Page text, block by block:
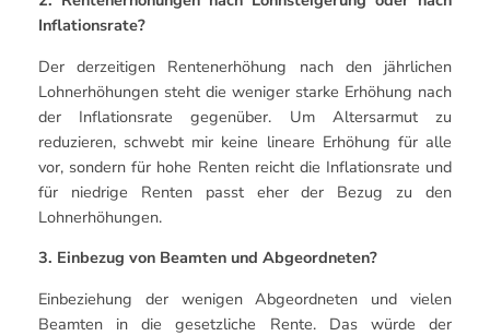
Inflationsrate?
Der derzeitigen Rentenerhöhung nach den jährlichen
Lohnerhöhungen steht die weniger starke Erhöhung nach
der Inflationsrate gegenüber. Um Altersarmut zu
reduzieren, schwebt mir keine lineare Erhöhung für alle
vor, sondern für hohe Renten reicht die Inflationsrate und
für niedrige Renten passt eher der Bezug zu den
Lohnerhöhungen.
3. Einbezug von Beamten und Abgeordneten?
Einbeziehung der wenigen Abgeordneten und vielen
Beamten in die gesetzliche Rente. Das würde der